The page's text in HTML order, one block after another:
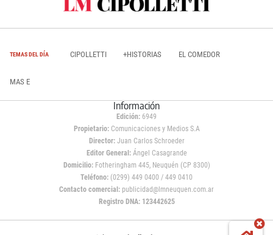
TEMAS DEL DÍA CIPOLLETTI +HISTORIAS EL COMEDOR
MAS E
Información
Edición: 6949
Propietario:Comunicaciones y Medios S.A
Director: Juan Carlos Schroeder
Editor General:Ángel Casagrande
Domicilio:Fotheringham 445, Neuquén (CP 8300)
Teléfono: (0299) 449 0400 / 449 0410
Contacto comercial: publicidad@lmneuquen.com.ar
Registro DNA: 123442625